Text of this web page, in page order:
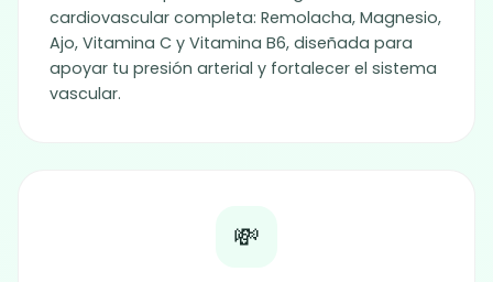
cardiovascular completa: Remolacha, Magnesio,
Ajo, Vitamina C y Vitamina B6, diseñada para
apoyar tu presión arterial y fortalecer el sistema
vascular.
💸